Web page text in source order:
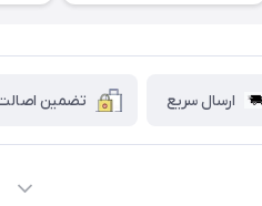
ارسال سریع تضمین اصالت